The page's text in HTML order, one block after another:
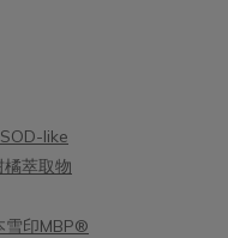
like
萃取物
雪印MBP®